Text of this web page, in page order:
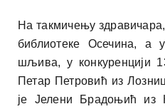
На такмичењу
библиотеке Осечина, а
шљива, у конкуренцији
Петар Петровић из
је Јелени Брадоњић из